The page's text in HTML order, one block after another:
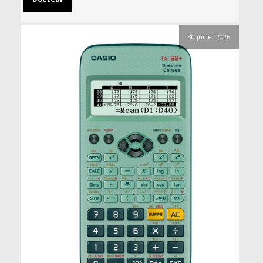
30 juillet 2026